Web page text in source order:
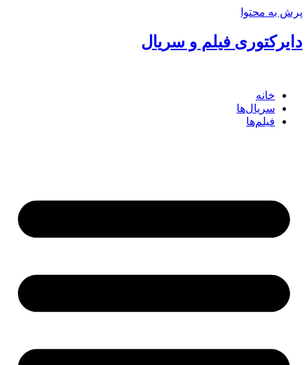
پرش به محتوا
دایرکتوری فیلم و سریال
خانه
سریال‌ها
فیلم‌ها